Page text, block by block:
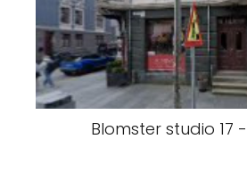
Blomster studio 17